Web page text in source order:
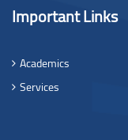
Important Links
Academics
Services